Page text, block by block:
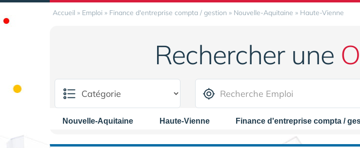
Accueil » Emploi » Finance d'entreprise compta / gestion » Nouvelle-Aquitaine » Haute-Vienne
Rechercher une
Nouvelle-Aquitaine Haute-Vienne Finance d'entreprise compta /